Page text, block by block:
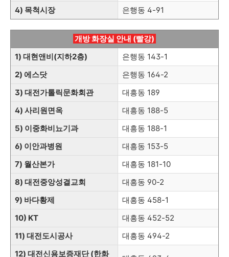
4) 목척시장
은행동 4-91
개방 화장실 안내 (빨강)
1) 대현앤비(지하2층)
은행동 143-1
2) 에스닷
은행동 164-2
3) 대전가톨릭문화회관
대흥동 189
4) 사리원면옥
대흥동 188-5
5) 이중화비뇨기과
대흥동 188-1
6) 이안과병원
대흥동 153-5
7) 월산본가
대흥동 181-10
8) 대전중앙성결교회
대흥동 90-2
9) 바다황제
대흥동 458-1
10) KT
대흥동 452-52
11) 대전도시공사
대흥동 494-2
12) 대전신용보증재단 (한화